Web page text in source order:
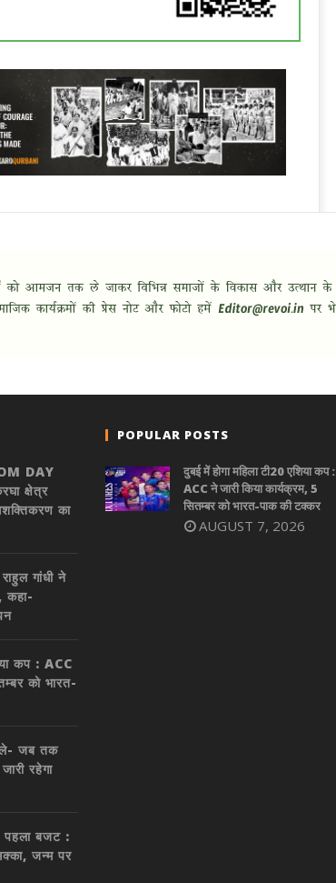
DAY
क्षेत्र
का
गांधी ने
कहा-
कप : ACC
को भारत-
जब तक
रहेगा
पहला बजट :
जन्म पर
POPULAR POSTS
दुबई में होगा महिला टी20 एशिया कप :
ACC ने जारी किया कार्यक्रम, 5
सितम्बर को भारत-पाक की टक्कर
AUGUST 7, 2026